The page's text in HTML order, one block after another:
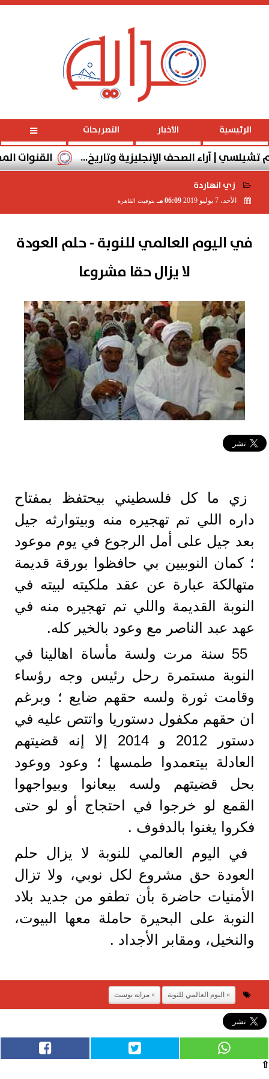
الرئيسية الأخبار التصريحات
القنوات المفتوحة | آراء الصحف الإنجليزية وتاريخ...
زي انهاردة
الأحد، 7 يوليو 2019 06:09 مـ بتوقيت القاهرة
في اليوم العالمي للنوبة - حلم العودة
لا يزال حقا مشروعا
زي ما كل فلسطيني بيحتفظ بمفتاح
داره اللي تم تهجيره منه وبيتوارثه جيل
بعد جيل على أمل الرجوع في يوم موعود
؛ كمان النوبيين بي حافظوا بورقة قديمة
متهالكة عبارة عن عقد ملكيته لبيته في
النوبة القديمة واللي تم تهجيره منه في
عهد عبد الناصر مع وعود بالخير كله.
55 سنة مرت ولسة مأساة اهالينا في
النوبة مستمرة رحل رئيس وجه رؤساء
وقامت ثورة ولسه حقهم ضايع ؛ وبرغم
ان حقهم مكفول دستوريا واتتص عليه في
دستور 2012 و 2014 إلا إنه قضيتهم
العادلة بيتعمدوا طمسها ؛ وعود ووعود
بحل قضيتهم ولسه بيعانوا وبيواجهوا
القمع لو خرجوا في احتجاج أو لو حتى
فكروا يغنوا بالدفوف .
في اليوم العالمي للنوبة لا يزال حلم
العودة حق مشروع لكل نوبي، ولا تزال
الأمنيات حاضرة بأن تطفو من جديد بلاد
النوبة على البحيرة حاملة معها البيوت،
والنخيل، ومقابر الأجداد .
اليوم العالمي للنوبة مرايه بوست
⇧